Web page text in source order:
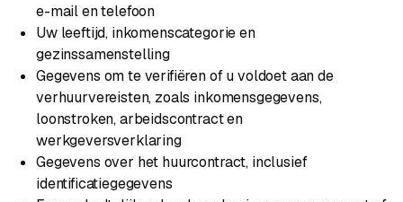
e-mail en telefoon
Uw leeftijd, inkomenscategorie en
gezinssamenstelling
Gegevens om te verifiëren of u voldoet aan de
verhuurvereisten, zoals inkomensgegevens,
loonstroken, arbeidscontract en
werkgeversverklaring
Gegevens over het huurcontract, inclusief
identificatiegegevens